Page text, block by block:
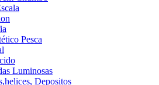
Pesca
Luminosas
Depositos